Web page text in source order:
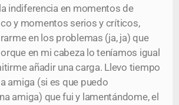
indiferencia en momentos de
y momentos serios y críticos,
en los problemas (ja, ja) que
en mi cabeza lo teníamos igual
añadir una carga. Llevo tiempo
amiga (si es que puedo
amiga) que fui y lamentándome, el